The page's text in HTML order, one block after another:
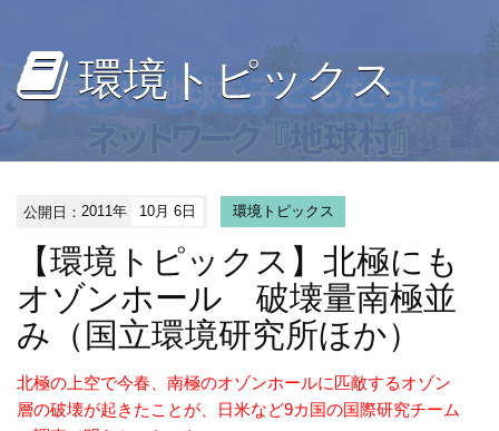
環境トピックス
公開日：2011年 10月 6日 環境トピックス
【環境トピックス】北極にも
オゾンホール 破壊量南極並
み（国立環境研究所ほか）
北極の上空で今春、南極のオゾンホールに匹敵するオゾン
層の破壊が起きたことが、日米など9カ国の国際研究チーム